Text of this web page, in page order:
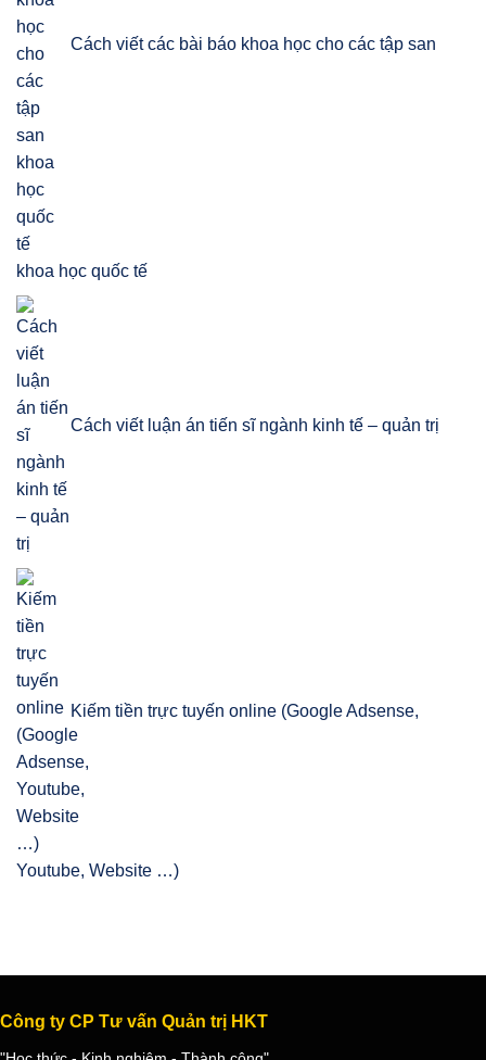
Cách viết các bài báo khoa học cho các tập san
khoa học quốc tế
Cách viết luận án tiến sĩ ngành kinh tế – quản trị
Kiếm tiền trực tuyến online (Google Adsense,
Youtube, Website …)
Công ty CP Tư vấn Quản trị HKT